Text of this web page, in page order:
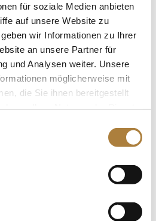
für soziale Medien anbieten
auf unsere Website zu
wir Informationen zu Ihrer
an unsere Partner für
und Analysen weiter. Unsere
möglicherweise mit
die Sie ihnen bereitgestellt
Warendorf erinnert an eine